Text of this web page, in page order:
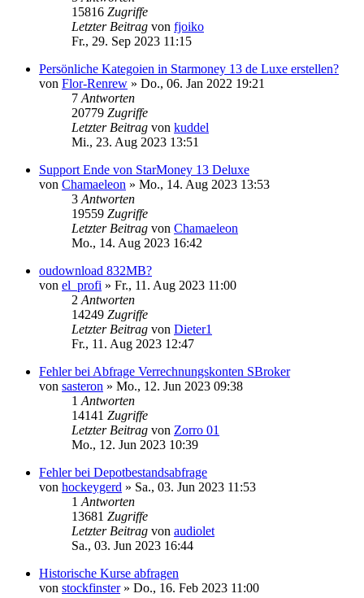
15816 Zugriffe
Letzter Beitrag von fjoiko
Fr., 29. Sep 2023 11:15
Persönliche Kategoien in Starmoney 13 de Luxe erstellen?
von Flor-Renrew » Do., 06. Jan 2022 19:21
7 Antworten
20779 Zugriffe
Letzter Beitrag von kuddel
Mi., 23. Aug 2023 13:51
Support Ende von StarMoney 13 Deluxe
von Chamaeleon » Mo., 14. Aug 2023 13:53
3 Antworten
19559 Zugriffe
Letzter Beitrag von Chamaeleon
Mo., 14. Aug 2023 16:42
oudownload 832MB?
von el_profi » Fr., 11. Aug 2023 11:00
2 Antworten
14249 Zugriffe
Letzter Beitrag von Dieter1
Fr., 11. Aug 2023 12:47
Fehler bei Abfrage Verrechnungskonten SBroker
von sasteron » Mo., 12. Jun 2023 09:38
1 Antworten
14141 Zugriffe
Letzter Beitrag von Zorro 01
Mo., 12. Jun 2023 10:39
Fehler bei Depotbestandsabfrage
von hockeygerd » Sa., 03. Jun 2023 11:53
1 Antworten
13681 Zugriffe
Letzter Beitrag von audiolet
Sa., 03. Jun 2023 16:44
Historische Kurse abfragen
von stockfinster» Do., 16. Feb 2023 11:00